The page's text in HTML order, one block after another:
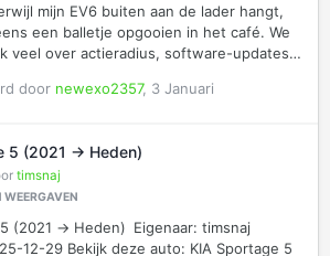
mijn EV6 buiten aan de lader hangt,
een balletje opgooien in het café. We
veel over actieradius, software-updates
vorige, maar ik ben eigenlijk wel
in de "digitale motorkappen". Ik ben zo
tijd vaker met een schroevendraaier in
onder de …
door newexo2357, 3 Januari
5 (2021 -> Heden)
timsnaj
WEERGAVEN
Heden) Eigenaar: timsnaj
KIA Sportage 5